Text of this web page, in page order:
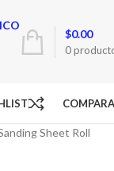
0
$0.00
Sheet Roll